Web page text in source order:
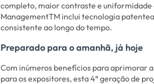
completo, maior contraste e
ManagementTM inclui tecnologia
consistente ao longo do tempo.
Preparado para o amanhã, já hoje
Com inúmeros benefícios para aprimorar
para os expositores, esta 4ª geração de